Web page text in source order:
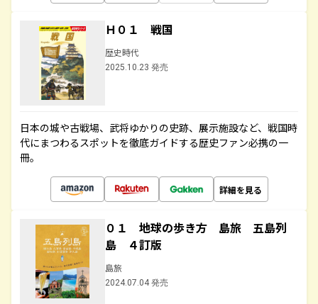
Ｈ０１ 戦国
歴史時代
2025.10.23 発売
日本の城や古戦場、武将ゆかりの史跡、展示施設など、戦国時
代にまつわるスポットを徹底ガイドする歴史ファン必携の一
冊。
詳細を見る
０１ 地球の歩き方 島旅 五島列
島 ４訂版
島旅
2024.07.04 発売